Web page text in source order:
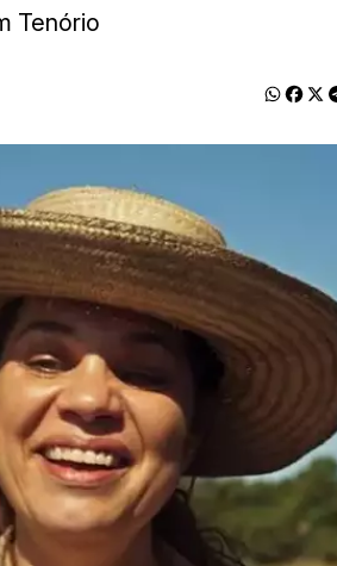
Tenório